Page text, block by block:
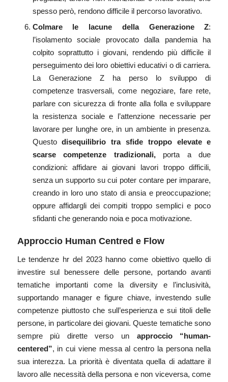
spesso però, rendono difficile il percorso lavorativo.
Colmare le lacune della Generazione Z:
l’isolamento sociale provocato dalla pandemia ha
colpito soprattutto i giovani, rendendo più difficile il
perseguimento dei loro obiettivi educativi o di carriera.
La Generazione Z ha perso lo sviluppo di
competenze trasversali, come negoziare, fare rete,
parlare con sicurezza di fronte alla folla e sviluppare
la resistenza sociale e l’attenzione necessarie per
lavorare per lunghe ore, in un ambiente in presenza.
Questodisequilibrio tra sfide troppo elevate e
scarse competenze tradizionali, porta a due
condizioni: affidare ai giovani lavori troppo difficili,
senza un supporto su cui poter contare per imparare,
creando in loro uno stato di ansia e preoccupazione;
oppure affidargli dei compiti troppo semplici e poco
sfidanti che generando noia e poca motivazione.
Approccio Human Centred e Flow
Le tendenze hr del 2023 hanno come obiettivo quello di
investire sul benessere delle persone, portando avanti
tematiche importanti come la diversity e l’inclusività,
supportando manager e figure chiave, investendo sulle
competenze piuttosto che sull’esperienza e sui titoli delle
persone, in particolare dei giovani. Queste tematiche sono
sempre più dirette verso un approccio “human-
centered”, in cui viene messa al centro la persona nella
sua interezza. La priorità è diventata quella di adattare il
lavoro alle necessità della persona e non viceversa, come